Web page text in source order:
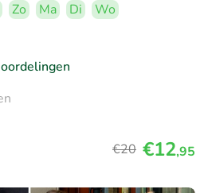
Zo Ma Di
Wo
€20 €12,95